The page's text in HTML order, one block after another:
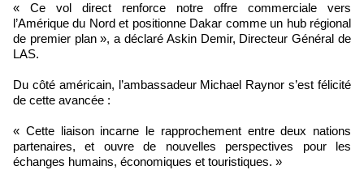
« Ce vol direct renforce notre offre commerciale vers
l’Amérique du Nord et positionne Dakar comme un hub régional
de premier plan », a déclaré Askin Demir, Directeur Général de
LAS.
Du côté américain, l’ambassadeur Michael Raynor s’est félicité
de cette avancée :
« Cette liaison incarne le rapprochement entre deux nations
partenaires, et ouvre de nouvelles perspectives pour les
échanges humains, économiques et touristiques. »